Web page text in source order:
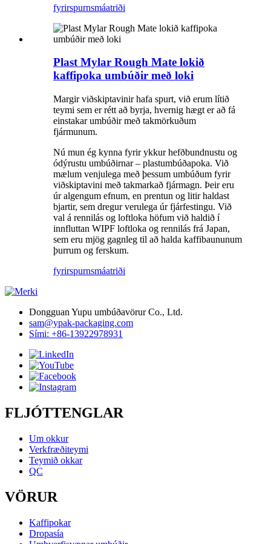
fyrirspurnsmáatriði
Plast Mylar Rough Mate lokið
kaffipoka umbúðir með loki
Margir viðskiptavinir hafa spurt, við erum lítið
teymi sem er rétt að byrja, hvernig hægt er að fá
einstakar umbúðir með takmörkuðum
fjármunum.
Nú mun ég kynna fyrir ykkur hefðbundnustu og
ódýrustu umbúðirnar – plastumbúðapoka. Við
mælum venjulega með þessum umbúðum fyrir
viðskiptavini með takmarkað fjármagn. Þeir eru
úr algengum efnum, en prentun og litir haldast
bjartir, sem dregur verulega úr fjárfestingu. Við
val á rennilás og loftloka höfum við haldið í
innfluttan WIPF loftloka og rennilás frá Japan,
sem eru mjög gagnleg til að halda kaffibaununum
þurrum og ferskum.
fyrirspurnsmáatriði
Dongguan Yupu umbúðavörur Co., Ltd.
sam@ypak-packaging.com
Sími: +86-13922978931
FLJÓTTENGLAR
Um okkur
Verkfræðiteymi
Teymið okkar
QC
VÖRUR
Kaffipokar
Dropasía